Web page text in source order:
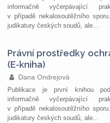
informačně vyčerpávající
v případě nekalosoutěžního
judikatury českých soudů, ale...
Právní prostředky
(E-kniha)
Dana Ondrejová
Publikace je první knihou
informačně vyčerpávající
v případě nekalosoutěžního
judikatury českých soudů, ale...